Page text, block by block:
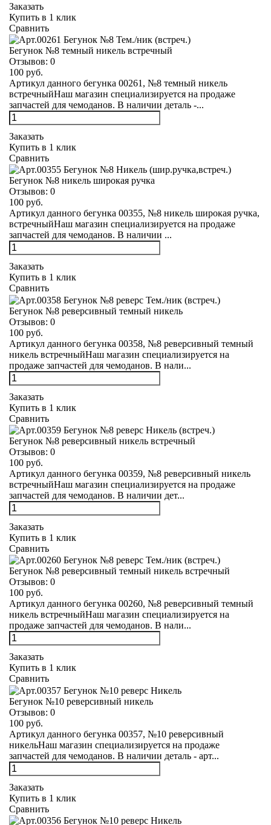
Заказать
Купить в 1 клик
Сравнить
Бегунок №8 темный никель встречный
Отзывов: 0
100 руб.
Артикул данного бегунка 00261, №8 темный никель
встречныйНаш магазин специализируется на продаже
запчастей для чемоданов. В наличии деталь -...
Заказать
Купить в 1 клик
Сравнить
Бегунок №8 никель широкая ручка
Отзывов: 0
100 руб.
Артикул данного бегунка 00355, №8 никель широкая ручка,
встречныйНаш магазин специализируется на продаже
запчастей для чемоданов. В наличии ...
Заказать
Купить в 1 клик
Сравнить
Бегунок №8 реверсивный темный никель
Отзывов: 0
100 руб.
Артикул данного бегунка 00358, №8 реверсивный темный
никель встречныйНаш магазин специализируется на
продаже запчастей для чемоданов. В нали...
Заказать
Купить в 1 клик
Сравнить
Бегунок №8 реверсивный никель встречный
Отзывов: 0
100 руб.
Артикул данного бегунка 00359, №8 реверсивный никель
встречныйНаш магазин специализируется на продаже
запчастей для чемоданов. В наличии дет...
Заказать
Купить в 1 клик
Сравнить
Бегунок №8 реверсивный темный никель встречный
Отзывов: 0
100 руб.
Артикул данного бегунка 00260, №8 реверсивный темный
никель встречныйНаш магазин специализируется на
продаже запчастей для чемоданов. В нали...
Заказать
Купить в 1 клик
Сравнить
Бегунок №10 реверсивный никель
Отзывов: 0
100 руб.
Артикул данного бегунка 00357, №10 реверсивный
никельНаш магазин специализируется на продаже
запчастей для чемоданов. В наличии деталь - арт...
Заказать
Купить в 1 клик
Сравнить